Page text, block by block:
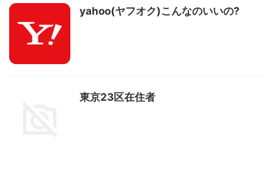
yahoo(ヤフオク)こんなのいいの?
東京23区在住者